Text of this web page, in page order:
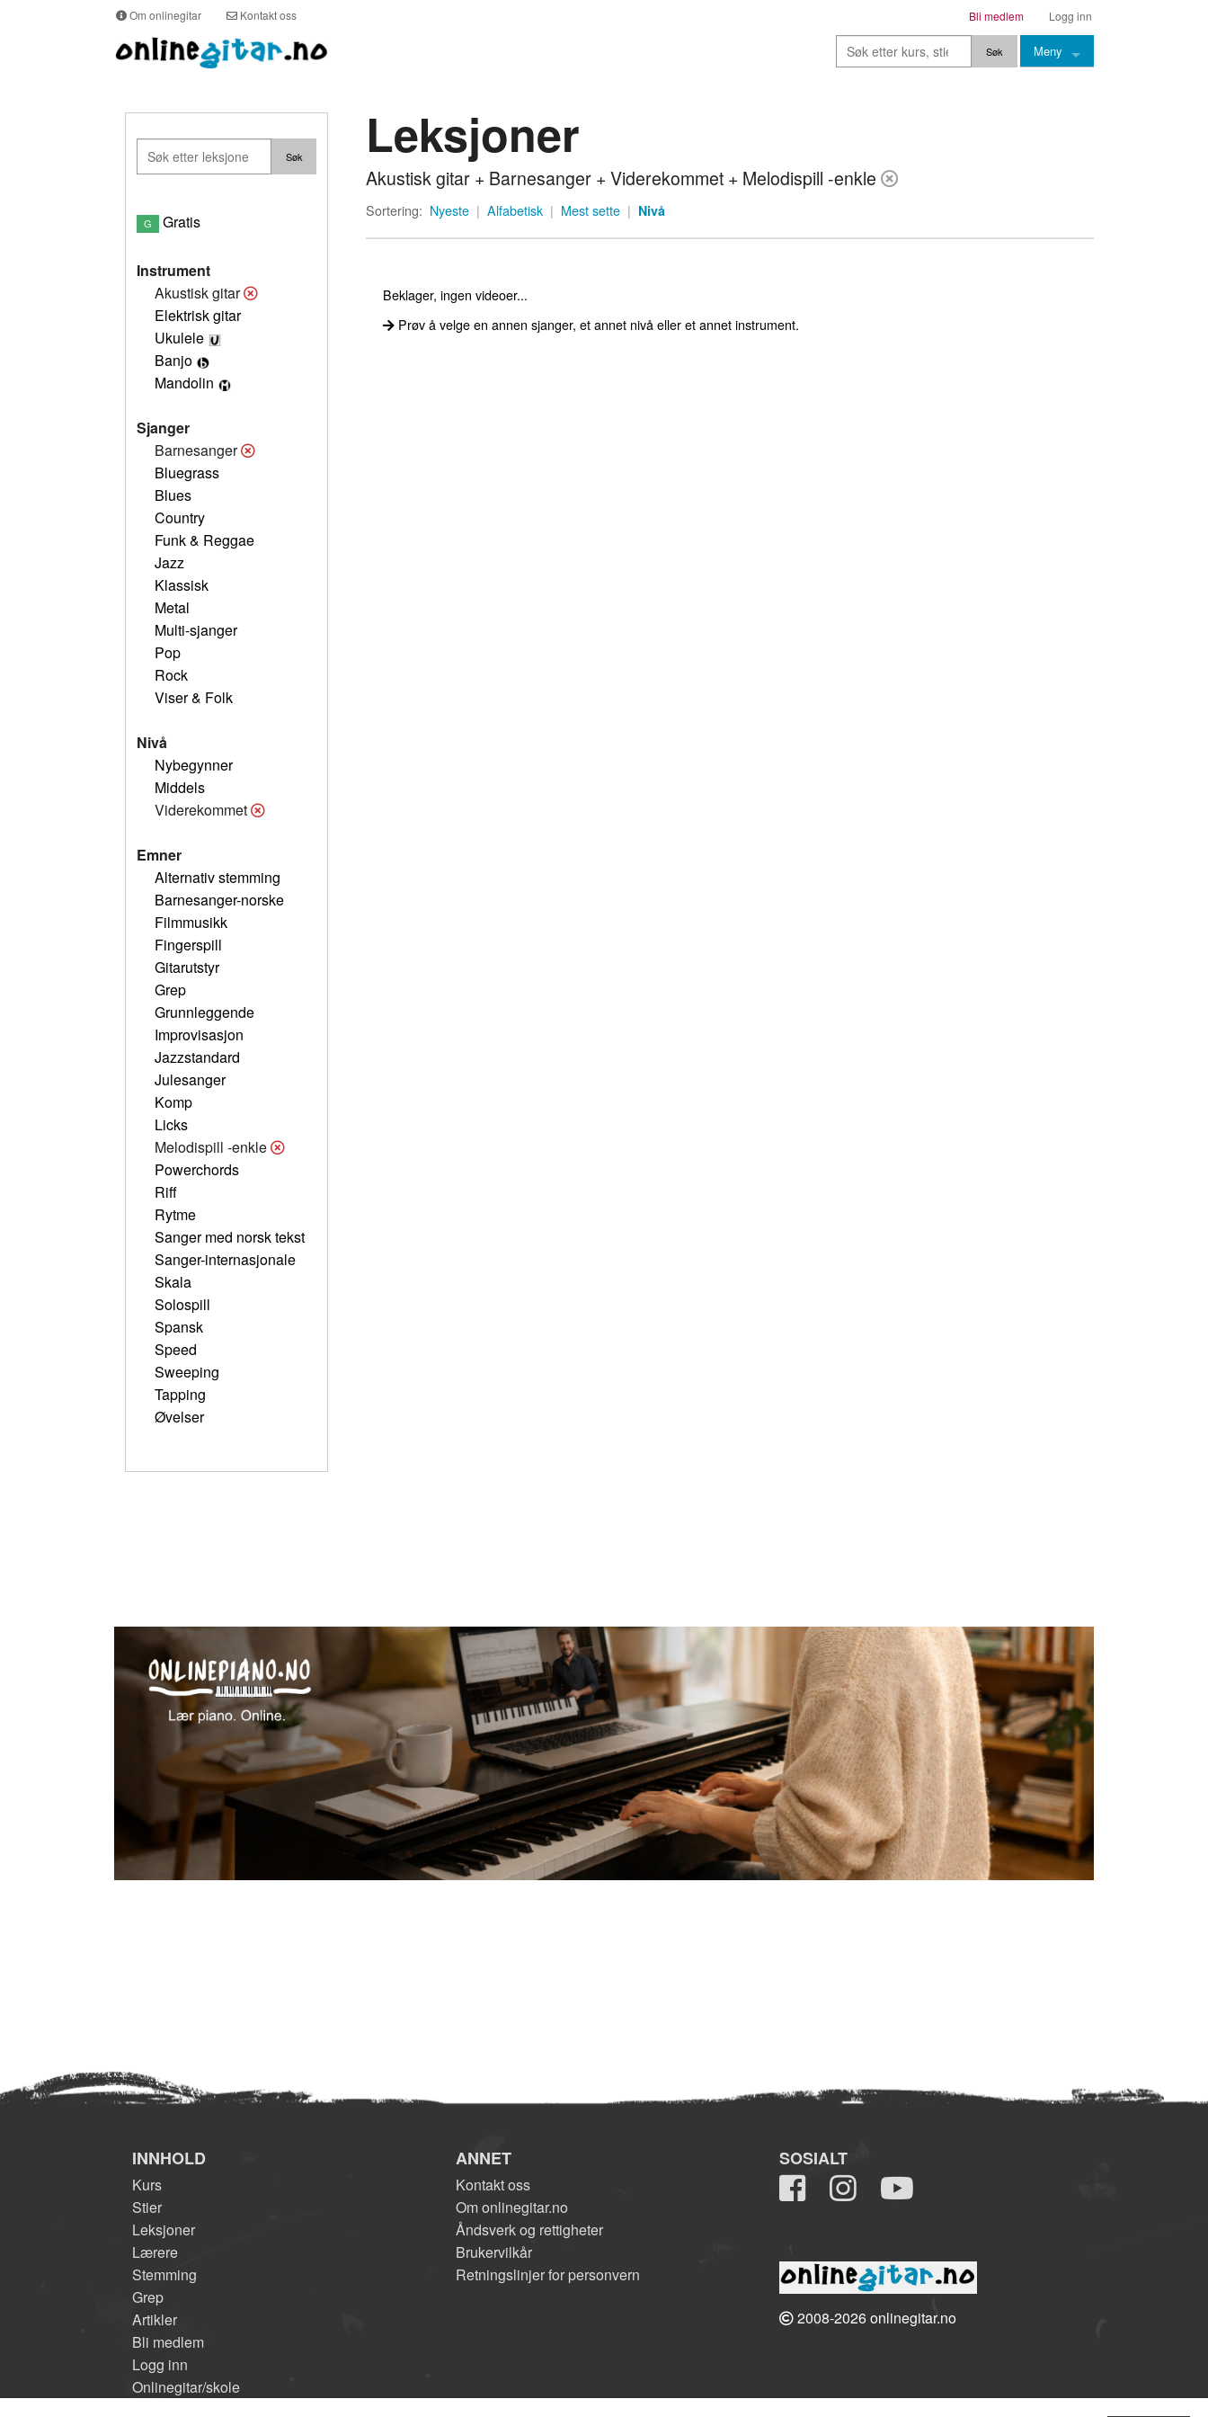
Om onlinegitar Kontakt oss Logg inn
Bli medlem
Meny
Stemming
G Gratis
Instrument
Akustisk gitar
Elektrisk gitar
Ukulele
Banjo
Mandolin
Sjanger
Barnesanger
Bluegrass
Blues
Country
Funk & Reggae
Jazz
Klassisk
Metal
Multi-sjanger
Pop
Rock
Viser & Folk
Nivå
Nybegynner
Middels
Viderekommet
Emner
Alternativ stemming
Barnesanger-norske
Filmmusikk
Fingerspill
Gitarutstyr
Grep
Grunnleggende
Improvisasjon
Jazzstandard
Julesanger
Komp
Licks
Melodispill -enkle
Powerchords
Riff
Rytme
Sanger med norsk tekst
Sanger-internasjonale
Skala
Solospill
Spansk
Speed
Sweeping
Tapping
Øvelser
Leksjoner
Akustisk gitar + Barnesanger + Viderekommet + Melodispill -enkle
Sortering: Nyeste | Alfabetisk | Mest sette | Nivå
Beklager, ingen videoer...
Prøv å velge en annen sjanger, et annet nivå eller et annet instrument.
INNHOLD
Kurs
Stier
Leksjoner
Lærere
Stemming
Grep
Artikler
Bli medlem
Logg inn
Onlinegitar/skole
ANNET
Kontakt oss
Om onlinegitar.no
Åndsverk og rettigheter
Brukervilkår
Retningslinjer for personvern
SOSIALT
2008-2026 onlinegitar.no